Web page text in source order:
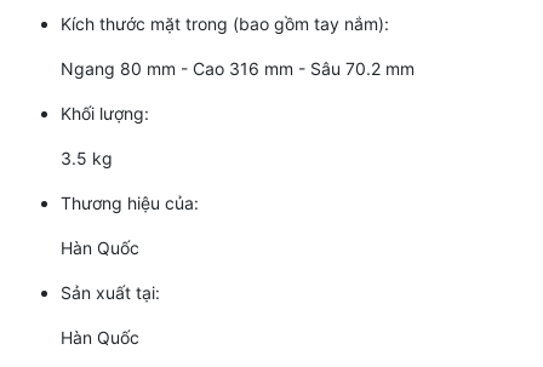
Kích thước mặt trong (bao gồm tay nắm):
Ngang 80 mm - Cao 316 mm - Sâu 70.2 mm
Khối lượng:
3.5 kg
Thương hiệu của:
Hàn Quốc
Sản xuất tại:
Hàn Quốc